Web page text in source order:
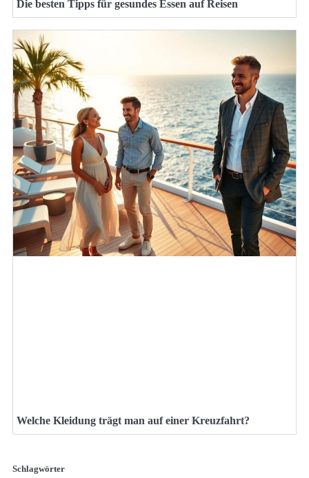
Die besten Tipps für gesundes Essen auf Reisen
Welche Kleidung trägt man auf einer Kreuzfahrt?
Schlagwörter